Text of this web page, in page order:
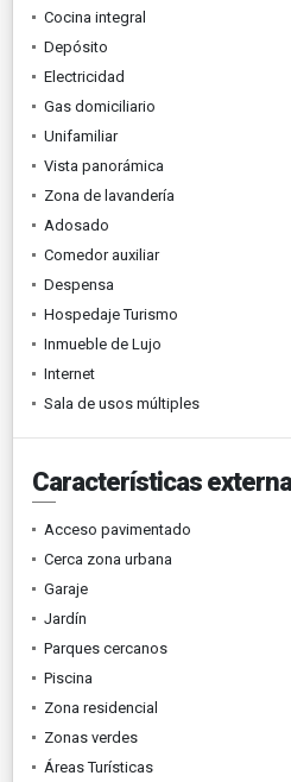
Cocina integral
Depósito
Electricidad
Gas domiciliario
Unifamiliar
Vista panorámica
Zona de lavandería
Adosado
Comedor auxiliar
Despensa
Hospedaje Turismo
Inmueble de Lujo
Internet
Sala de usos múltiples
Características
Acceso pavimentado
Cerca zona urbana
Garaje
Jardín
Parques cercanos
Piscina
Zona residencial
Zonas verdes
Áreas Turísticas